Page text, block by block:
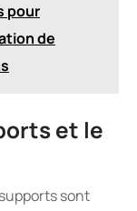
pour
de
et le
sont